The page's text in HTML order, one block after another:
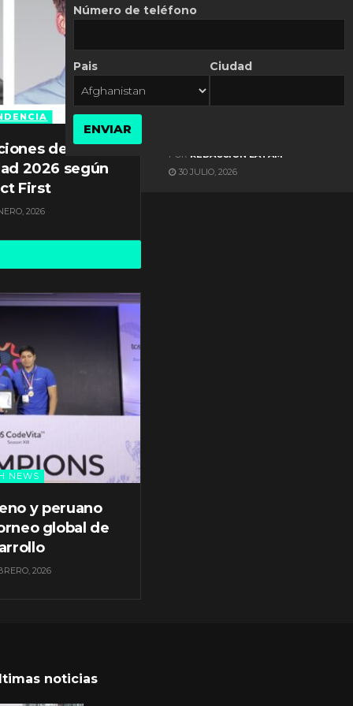
de
2026 según
First
2026
NEWS
y peruano
global de
2026
ES NOTICIA
POR REDACCIÓN LATAM
30 JULIO, 2026
noticias
Número de teléfono
Pais Ciudad
ENVIAR